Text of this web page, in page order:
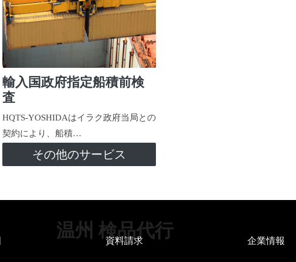
輸入国政府指定船積前検
査
HQTS-YOSHIDAはイラク政府当局との
契約により、船積…
その他のサービス
温州 検品代行
資料請求 企業情報